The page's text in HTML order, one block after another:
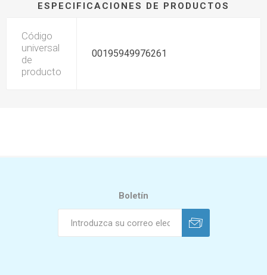
ESPECIFICACIONES DE PRODUCTOS
Código
universal
de
producto
00195949976261
Boletín